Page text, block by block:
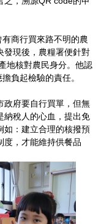
商行買來路不明的農
發現後，農糧署便針對
地核對農民身分。他認
負起檢驗的責任。
政府要自行買單，但無
納稅人的心血，提出免
如：建立合理的核撥預
度，才能維持供餐品